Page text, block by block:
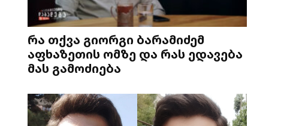
რა თქვა გიორგი ბარამიძემ
აფხაზეთის ომზე და რას ედავება
მას გამოძიება